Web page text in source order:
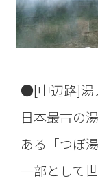
●[中辺路]湯
日本最古の
ある「つぼ
一部として